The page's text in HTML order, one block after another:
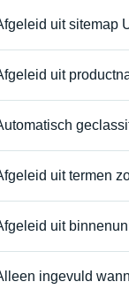
uit sitemap
uit
uit termen
uit
ingevuld